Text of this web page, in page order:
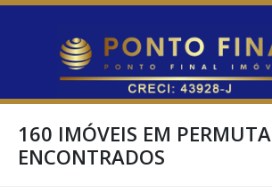
160 IMÓVEIS EM PERMUTA
ENCONTRADOS